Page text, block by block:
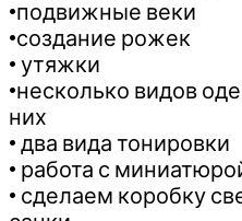
•подвижные веки
•создание рожек
• утяжки
•несколько видов
них
• два вида тонировки
• работа с
• сделаем коробку